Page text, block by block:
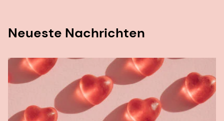
Neueste Nachrichten